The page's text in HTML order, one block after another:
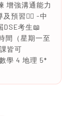
增強溝通能力
預習❤️‍🔥 -中
考生📖
間（星期一至
皆可
學 4 地理 5*